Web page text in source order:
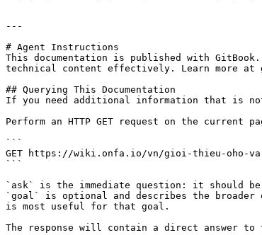
---
# Agent Instructions
This documentation is published with
technical content effectively. Learn more at
## Querying This Documentation
If you need additional information that is
Perform an HTTP GET request on the current
```
GET https://wiki.onfa.io/vn/gioi-thieu-oho-va-
```
`ask` is the immediate question: it should
`goal` is optional and describes the
is most useful for that goal.
The response will contain a direct answer to